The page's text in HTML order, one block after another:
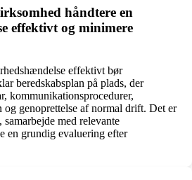
håndtere en
effektivt og minimere
effektivt bør
beredskabsplan på plads, der
kommunikationsprocedurer,
genoprettelse af normal drift. Det er
med relevante
en grundig evaluering efter